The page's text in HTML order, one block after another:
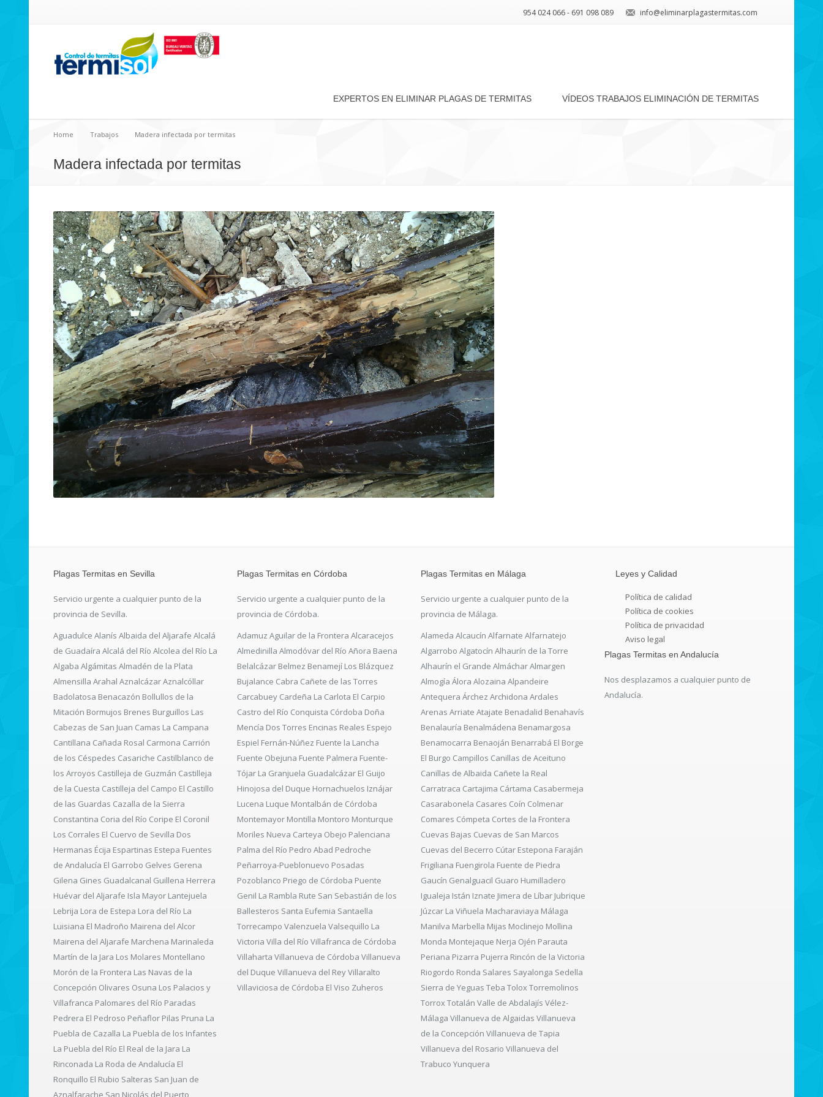
info@eliminarplagastermitas.com
954 024 066 - 691 098 089
EXPERTOS EN ELIMINAR PLAGAS DE TERMITAS VÍDEOS TRABAJOS ELIMINACIÓN DE TERMITAS
Home Trabajos Madera infectada por termitas
Madera infectada por termitas
Plagas Termitas en Sevilla
Servicio urgente a cualquier punto de la
provincia de Sevilla.
Aguadulce Alanís Albaida del Aljarafe Alcalá
de Guadaíra Alcalá del Río Alcolea del Río La
Algaba Algámitas Almadén de la Plata
Almensilla Arahal Aznalcázar Aznalcóllar
Badolatosa Benacazón Bollullos de la
Mitación Bormujos Brenes Burguillos Las
Cabezas de San Juan Camas La Campana
Cantillana Cañada Rosal Carmona Carrión
de los Céspedes Casariche Castilblanco de
los Arroyos Castilleja de Guzmán Castilleja
de la Cuesta Castilleja del Campo El Castillo
de las Guardas Cazalla de la Sierra
Constantina Coria del Río Coripe El Coronil
Los Corrales El Cuervo de Sevilla Dos
Hermanas Écija Espartinas Estepa Fuentes
de Andalucía El Garrobo Gelves Gerena
Gilena Gines Guadalcanal Guillena Herrera
Huévar del Aljarafe Isla Mayor Lantejuela
Lebrija Lora de Estepa Lora del Río La
Luisiana El Madroño Mairena del Alcor
Mairena del Aljarafe Marchena Marinaleda
Martín de la Jara Los Molares Montellano
Morón de la Frontera Las Navas de la
Concepción Olivares Osuna Los Palacios y
Villafranca Palomares del Río Paradas
Pedrera El Pedroso Peñaflor Pilas Pruna La
Puebla de Cazalla La Puebla de los Infantes
La Puebla del Río El Real de la Jara La
Rinconada La Roda de Andalucía El
Ronquillo El Rubio Salteras San Juan de
Aznalfarache San Nicolás del Puerto
Plagas Termitas en Córdoba
Servicio urgente a cualquier punto de la
provincia de Córdoba.
Adamuz Aguilar de la Frontera Alcaracejos
Almedinilla Almodóvar del Río Añora Baena
Belalcázar Belmez Benamejí Los Blázquez
Bujalance Cabra Cañete de las Torres
Carcabuey Cardeña La Carlota El Carpio
Castro del Río Conquista Córdoba Doña
Mencía Dos Torres Encinas Reales Espejo
Espiel Fernán-Núñez Fuente la Lancha
Fuente Obejuna Fuente Palmera Fuente-
Tójar La Granjuela Guadalcázar El Guijo
Hinojosa del Duque Hornachuelos Iznájar
Lucena Luque Montalbán de Córdoba
Montemayor Montilla Montoro Monturque
Moriles Nueva Carteya Obejo Palenciana
Palma del Río Pedro Abad Pedroche
Peñarroya-Pueblonuevo Posadas
Pozoblanco Priego de Córdoba Puente
Genil La Rambla Rute San Sebastián de los
Ballesteros Santa Eufemia Santaella
Torrecampo Valenzuela Valsequillo La
Victoria Villa del Río Villafranca de Córdoba
Villaharta Villanueva de Córdoba Villanueva
del Duque Villanueva del Rey Villaralto
Villaviciosa de Córdoba El Viso Zuheros
Plagas Termitas en Málaga
Servicio urgente a cualquier punto de la
provincia de Málaga.
Alameda Alcaucín Alfarnate Alfarnatejo
Algarrobo Algatocín Alhaurín de la Torre
Alhaurín el Grande Almáchar Almargen
Almogía Álora Alozaina Alpandeire
Antequera Árchez Archidona Ardales
Arenas Arriate Atajate Benadalid Benahavís
Benalauría Benalmádena Benamargosa
Benamocarra Benaoján Benarrabá El Borge
El Burgo Campillos Canillas de Aceituno
Canillas de Albaida Cañete la Real
Carratraca Cartajima Cártama Casabermeja
Casarabonela Casares Coín Colmenar
Comares Cómpeta Cortes de la Frontera
Cuevas Bajas Cuevas de San Marcos
Cuevas del Becerro Cútar Estepona Faraján
Frigiliana Fuengirola Fuente de Piedra
Gaucín Genalguacil Guaro Humilladero
Igualeja Istán Iznate Jimera de Líbar Jubrique
Júzcar La Viñuela Macharaviaya Málaga
Manilva Marbella Mijas Moclinejo Mollina
Monda Montejaque Nerja Ojén Parauta
Periana Pizarra Pujerra Rincón de la Victoria
Riogordo Ronda Salares Sayalonga Sedella
Sierra de Yeguas Teba Tolox Torremolinos
Torrox Totalán Valle de Abdalajís Vélez-
Málaga Villanueva de Algaidas Villanueva
de la Concepción Villanueva de Tapia
Villanueva del Rosario Villanueva del
Trabuco Yunquera
Leyes y Calidad
Política de calidad
Política de cookies
Política de privacidad
Aviso legal
Plagas Termitas en Andalucía
Nos desplazamos a cualquier punto de
Andalucía.